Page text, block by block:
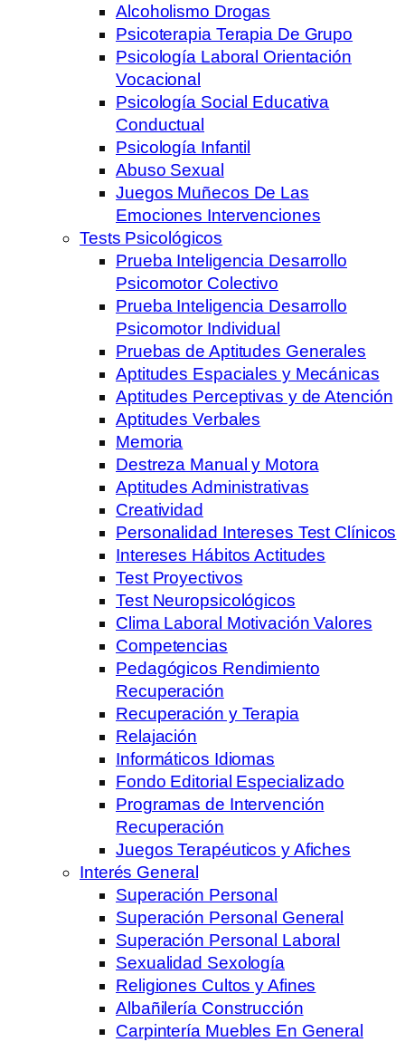
Alcoholismo Drogas
Psicoterapia Terapia De Grupo
Psicología Laboral Orientación
Vocacional
Psicología Social Educativa
Conductual
Psicología Infantil
Abuso Sexual
Juegos Muñecos De Las
Emociones Intervenciones
Tests Psicológicos
Prueba Inteligencia Desarrollo
Psicomotor Colectivo
Prueba Inteligencia Desarrollo
Psicomotor Individual
Pruebas de Aptitudes Generales
Aptitudes Espaciales y Mecánicas
Aptitudes Perceptivas y de Atención
Aptitudes Verbales
Memoria
Destreza Manual y Motora
Aptitudes Administrativas
Creatividad
Personalidad Intereses Test Clínicos
Intereses Hábitos Actitudes
Test Proyectivos
Test Neuropsicológicos
Clima Laboral Motivación Valores
Competencias
Pedagógicos Rendimiento
Recuperación
Recuperación y Terapia
Relajación
Informáticos Idiomas
Fondo Editorial Especializado
Programas de Intervención
Recuperación
Juegos Terapéuticos y Afiches
Interés General
Superación Personal
Superación Personal General
Superación Personal Laboral
Sexualidad Sexología
Religiones Cultos y Afines
Albañilería Construcción
Carpintería Muebles En General